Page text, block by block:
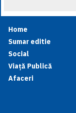
Home
Sumar editie
Social
Viață Publică
Afaceri